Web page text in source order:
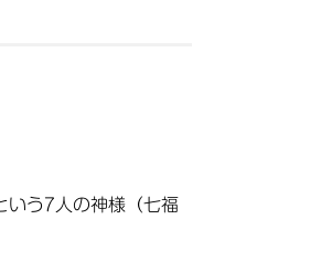
いう7人の神様（七福